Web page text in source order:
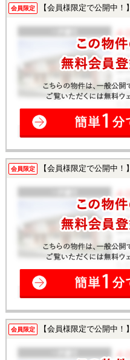
会員限定 【会員様限定で公開中！】
会員限定 【会員様限定で公開中！】
会員限定 【会員様限定で公開中！】